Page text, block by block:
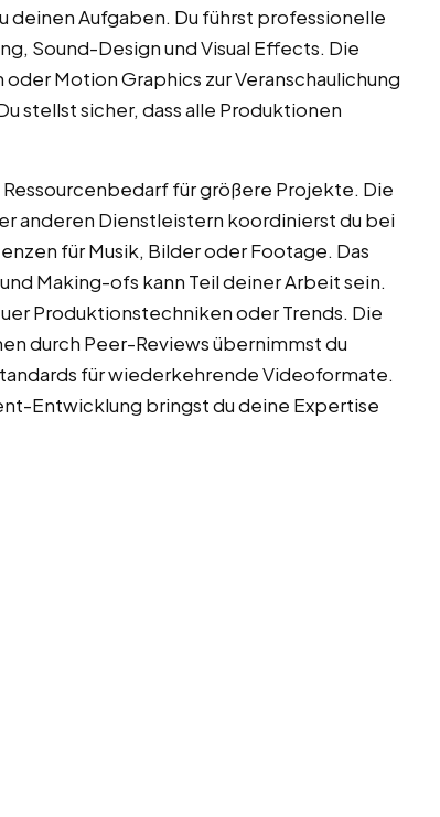
deinen Aufgaben. Du führst professionelle
Sound-Design und Visual Effects. Die
Motion Graphics zur Veranschaulichung
stellst sicher, dass alle Produktionen
für größere Projekte. Die
anderen Dienstleistern koordinierst du bei
für Musik, Bilder oder Footage. Das
Making-ofs kann Teil deiner Arbeit sein.
Produktionstechniken oder Trends. Die
durch Peer-Reviews übernimmst du
für wiederkehrende Videoformate.
Entwicklung bringst du deine Expertise